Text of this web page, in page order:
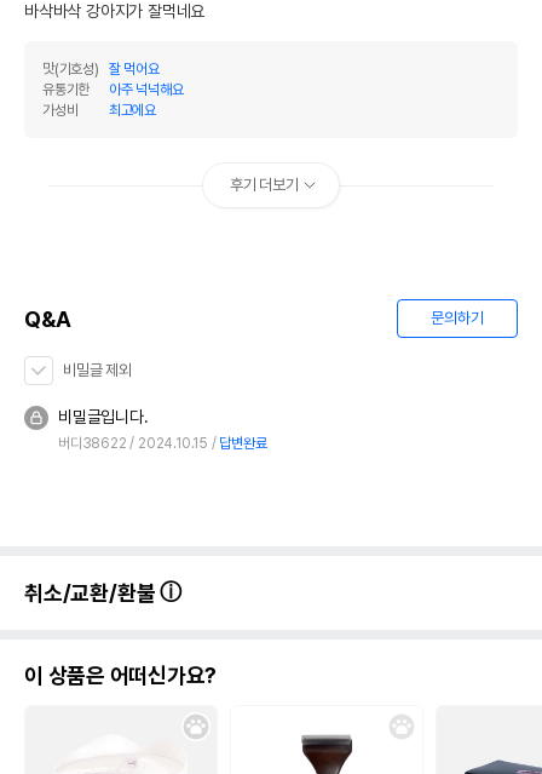
바삭바삭 강아지가 잘먹네요
맛(기호성)
잘 먹어요
유통기한
아주 넉넉해요
가성비
최고에요
후기 더보기
Q&A 문의하기
비밀글 제외
비밀글입니다.
버디38622 2024.10.15 답변완료
취소/교환/환불
이 상품은 어떠신가요?